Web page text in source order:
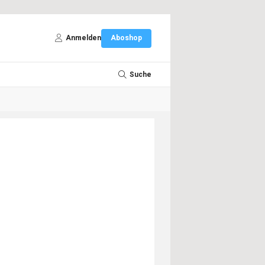
Anmelden Aboshop
Suche